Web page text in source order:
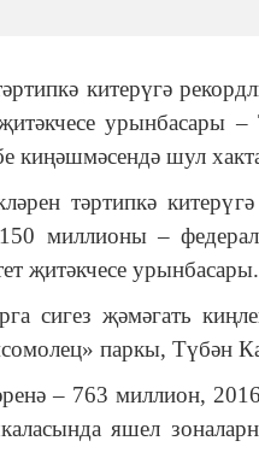
китерүгә
урынбасары–
киңәшмәсендә шул
тәртипкә
миллионы–
җитәкчесе урынбасары.
сигез җәмәгать
паркы, Түбән
– 763 миллион,
яшел